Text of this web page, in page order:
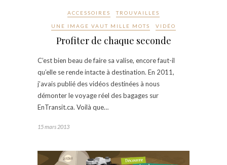
ACCESSOIRES TROUVAILLES
UNE IMAGE VAUT MILLE MOTS VIDÉO
Profiter de chaque seconde
C’est bien beau de faire sa valise, encore faut-il
qu’elle se rende intacte à destination. En 2011,
j’avais publié des vidéos destinées à nous
démonter le voyage réel des bagages sur
EnTransit.ca. Voilà que…
15 mars 2013